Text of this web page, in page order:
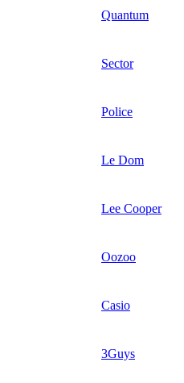
Quantum
Sector
Police
Le Dom
Lee Cooper
Oozoo
Casio
3Guys